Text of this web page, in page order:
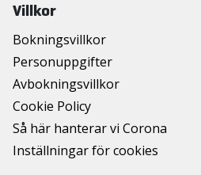
Villkor
Bokningsvillkor
Personuppgifter
Avbokningsvillkor
Cookie Policy
Så här hanterar vi Corona
Inställningar för cookies